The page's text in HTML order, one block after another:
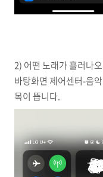
2) 어떤 노래가 흘러나
바탕화면 제어센터-음
목이 뜹니다.